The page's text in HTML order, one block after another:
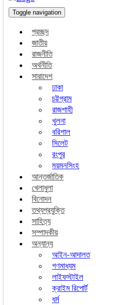
Toggle navigation
প্রচ্ছদ
জাতীয়
রাজনীতি
অর্থনীতি
সারাদেশ
ঢাকা
চট্টগ্রাম
রাজশাহী
খুলনা
বরিশাল
সিলেট
রংপুর
ময়মনসিংহ
আন্তর্জাতিক
খেলাধুলা
বিনোদন
তথ্যপ্রযুক্তি
সাহিত্য
সম্পাদকীয়
অন্যান্য
আইন-আদালত
গণমাধ্যম
লাইফস্টাইল
ক্রাইম রিপোর্ট
ধর্ম